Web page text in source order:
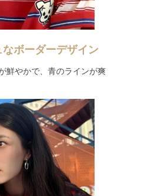
ボーダーデザイン
鮮やかで、青のラインが爽